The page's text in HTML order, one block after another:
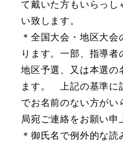
て戴いた方もいらっ
い致します。
＊全国大会・地区大
ります。一部、指導者
地区予選、又は本選の
ます。 上記の基準に
でお名前のない方がい
局宛ご連絡をお願い申
＊御氏名で例外的な